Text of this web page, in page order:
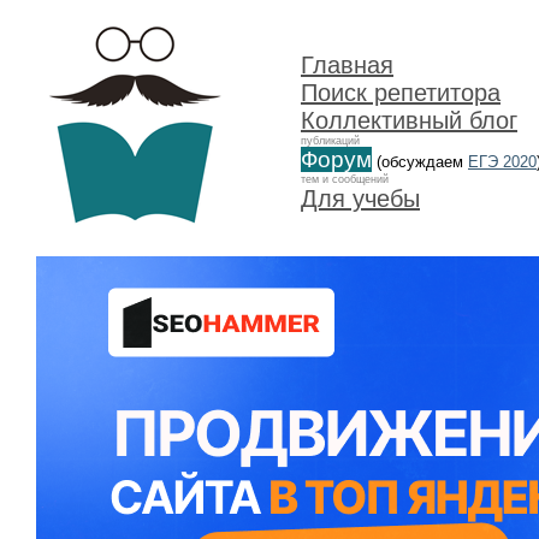
Главная
Поиск репетитора
Коллективный блог
публикаций
Форум (обсуждаем ЕГЭ 2020
тем и сообщений
Для учебы